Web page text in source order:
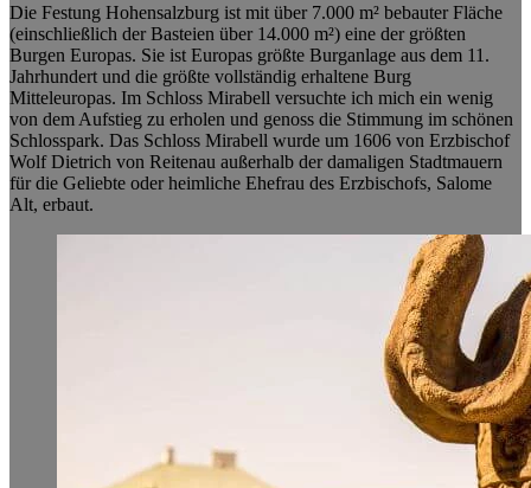
Die Festung Hohensalzburg ist mit über 7.000 m² bebauter Fläche
(einschließlich der Basteien über 14.000 m²) eine der größten
Burgen Europas. Sie ist Europas größte Burganlage aus dem 11.
Jahrhundert und die größte vollständig erhaltene Burg
Mitteleuropas. Im Schloss Mirabell versuchte ich mich ein wenig
von dem Aufstieg zu erholen und genoss die Stimmung im schönen
Schlosspark. Das Schloss Mirabell wurde um 1606 von Erzbischof
Wolf Dietrich von Reitenau außerhalb der damaligen Stadtmauern
für die Geliebte oder heimliche Ehefrau des Erzbischofs, Salome
Alt, erbaut.